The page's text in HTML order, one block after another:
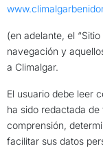
(en adelante, el
navegación y
a Climalgar.
El usuario debe leer
ha sido redactada
comprensión,
facilitar sus datos